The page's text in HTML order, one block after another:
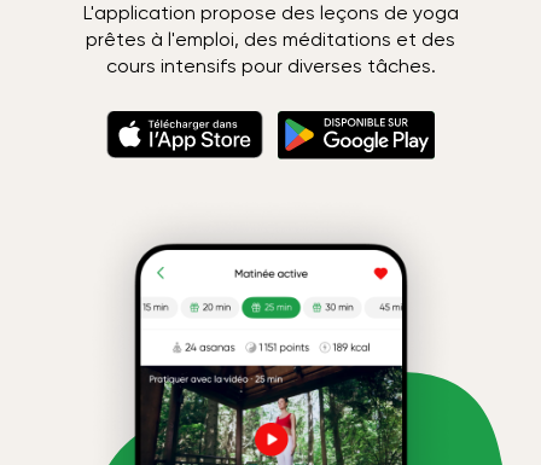
L'application propose des leçons de yoga
prêtes à l'emploi, des méditations et des
cours intensifs pour diverses tâches.